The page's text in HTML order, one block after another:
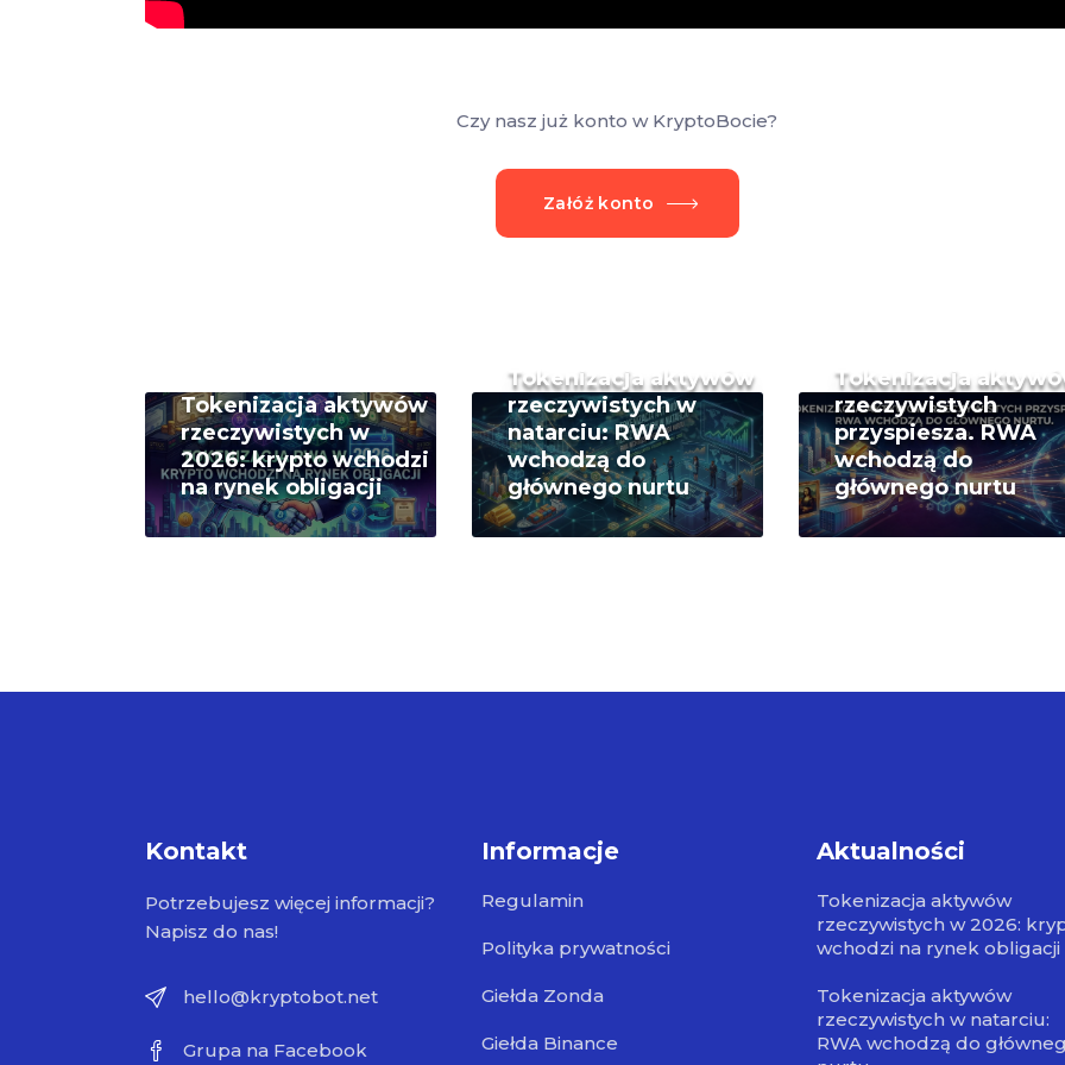
Czy nasz już konto w KryptoBocie?
Załóż konto
Tokenizacja aktywów
rzeczywistych w
2026: krypto wchodzi
na rynek obligacji
Tokenizacja aktywów
rzeczywistych w
natarciu: RWA
wchodzą do
głównego nurtu
Tokenizacja
rzeczywistych
przyspiesza. RWA
wchodzą do
głównego nurtu
Kontakt
Potrzebujesz więcej informacji?
Napisz do nas!
hello@kryptobot.net
Grupa na Facebook
Informacje
Regulamin
Polityka prywatności
Giełda Zonda
Giełda Binance
Aktualności
Tokenizacja aktywów
rzeczywistych w 2026:
wchodzi na rynek obligacji
Tokenizacja aktywów
rzeczywistych w natarciu:
RWA wchodzą do